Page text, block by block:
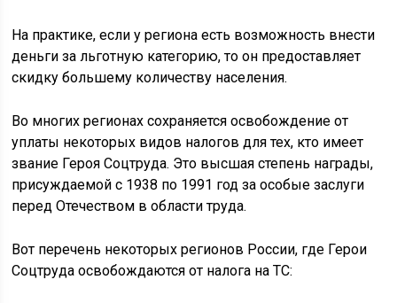
На практике, если у региона есть возможность внести
деньги за льготную категорию, то он предоставляет
скидку большему количеству населения.
Во многих регионах сохраняется освобождение от
уплаты некоторых видов налогов для тех, кто имеет
звание Героя Соцтруда. Это высшая степень награды,
присуждаемой с 1938 по 1991 год за особые заслуги
перед Отечеством в области труда.
Вот перечень некоторых регионов России, где Герои
Соцтруда освобождаются от налога на ТС: